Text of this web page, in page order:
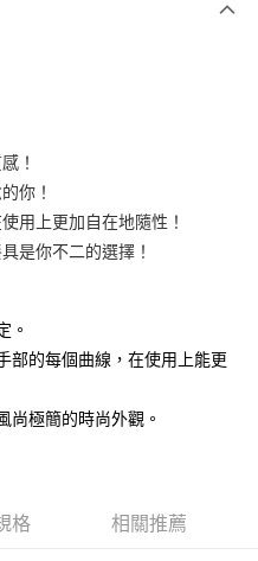
款」的支付方式。 讓您購物簡單
需儲值。
可結帳。
。
簡訊。
簡訊中的連結，可透過四大超商／
運費
！
你！
用上更加自在地隨性！
是你不二的選擇！
。
部的每個曲線，在使用上能更
尚極簡的時尚外觀。
格 相關推薦